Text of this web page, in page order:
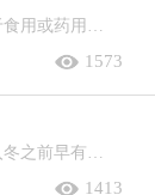
1573
1413